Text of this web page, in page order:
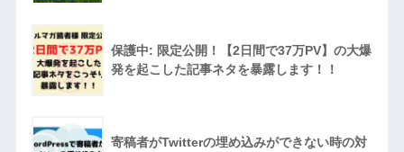
保護中: 限定公開！【2日間で37万PV】の大爆
発を起こした記事ネタを暴露します！！
寄稿者がTwitterの埋め込みができない時の対